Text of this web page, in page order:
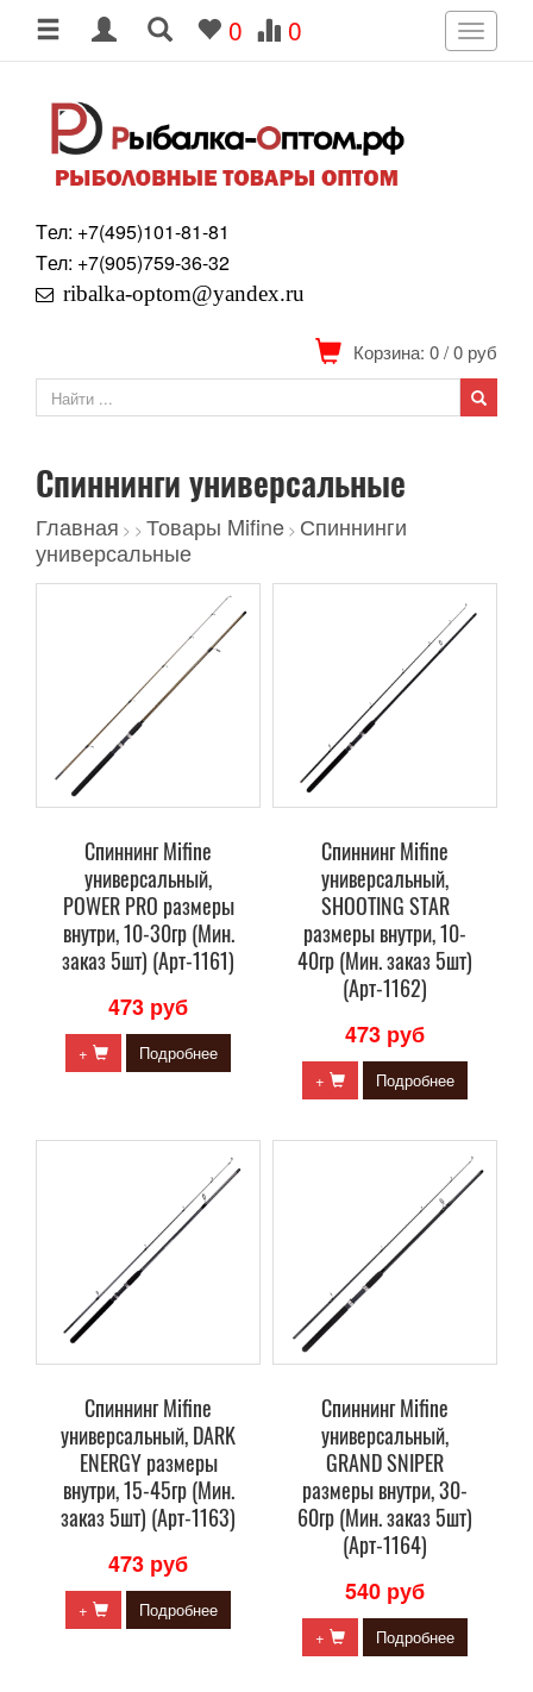
0 0
Toggle
Tел: +7(495)101-81-81
Tел: +7(905)759-36-32
ribalka-optom@yandex.ru
Корзина: 0/0 руб
Спиннинги универсальные
Главная > > Товары Mifine > Спиннинги
универсальные
Спиннинг Mifine
универсальный,
POWER PRO размеры
внутри, 10-30гр (Мин.
заказ 5шт) (Арт-1161)
473 руб
+ Подробнее
Спиннинг Mifine
универсальный,
SHOOTING STAR
размеры внутри, 10-
40гр (Мин. заказ 5шт)
(Арт-1162)
473 руб
+ Подробнее
Спиннинг Mifine
универсальный, DARK
ENERGY размеры
внутри, 15-45гр (Мин.
заказ 5шт) (Арт-1163)
473 руб
+ Подробнее
Спиннинг Mifine
универсальный,
GRAND SNIPER
размеры внутри, 30-
60гр (Мин. заказ 5шт)
(Арт-1164)
540 руб
+ Подробнее